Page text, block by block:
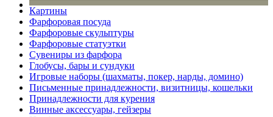
Картины
Фарфоровая посуда
Фарфоровые скульптуры
Фарфоровые статуэтки
Сувениры из фарфора
Глобусы, бары и сундуки
Игровые наборы (шахматы, покер, нарды, домино)
Письменные принадлежности, визитницы, кошельки
Принадлежности для курения
Винные аксессуары, гейзеры